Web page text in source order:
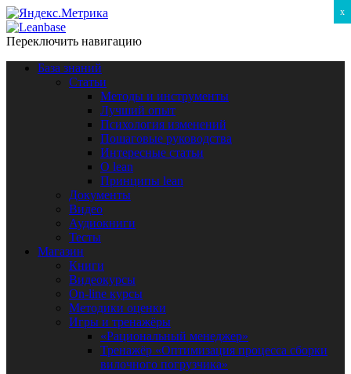
Переключить навигацию
База знаний
Статьи
Методы и инструменты
Лучший опыт
Психология изменений
Пошаговые руководства
Интересные статьи
O lean
Принципы lean
Документы
Видео
Аудиокниги
Тесты
Магазин
Книги
Видеокурсы
On-line курсы
Методики оценки
Игры и тренажёры
«Рациональный менеджер»
Тренажёр «Оптимизация процесса сборки
вилочного погрузчика»
x